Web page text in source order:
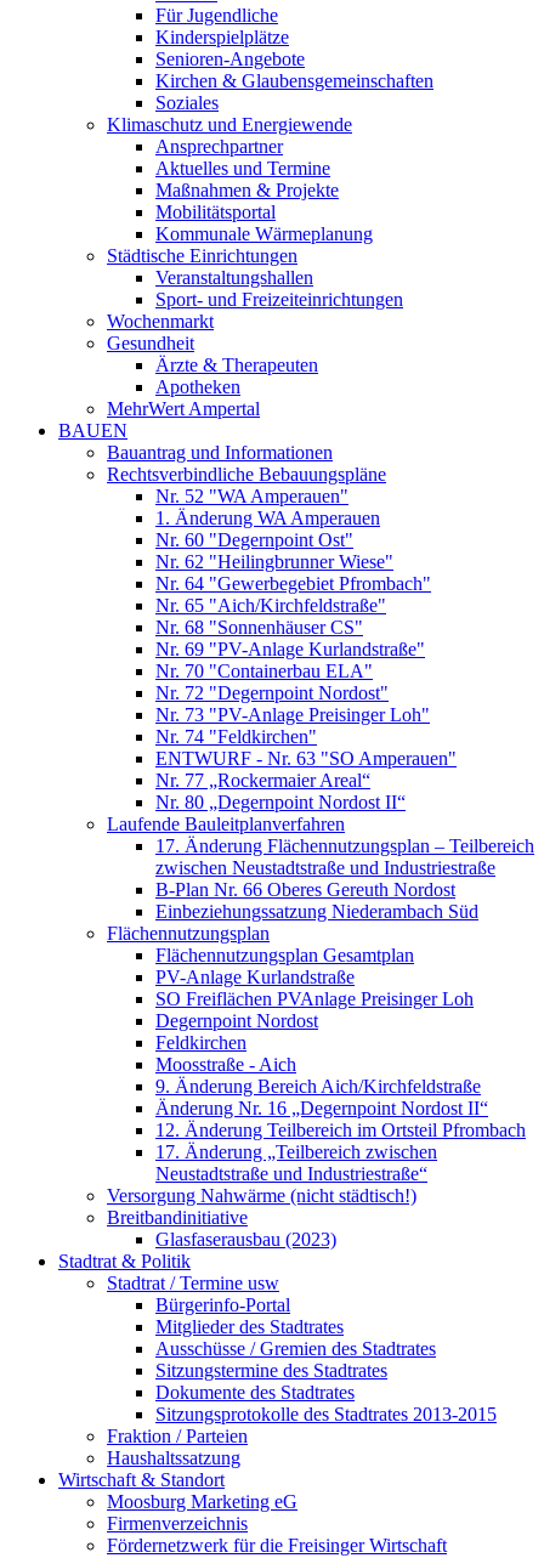
Für Jugendliche
Kinderspielplätze
Senioren-Angebote
Kirchen & Glaubensgemeinschaften
Soziales
Klimaschutz und Energiewende
Ansprechpartner
Aktuelles und Termine
Maßnahmen & Projekte
Mobilitätsportal
Kommunale Wärmeplanung
Städtische Einrichtungen
Veranstaltungshallen
Sport- und Freizeiteinrichtungen
Wochenmarkt
Gesundheit
Ärzte & Therapeuten
Apotheken
MehrWert Ampertal
BAUEN
Bauantrag und Informationen
Rechtsverbindliche Bebauungspläne
Nr. 52 "WA Amperauen"
1. Änderung WA Amperauen
Nr. 60 "Degernpoint Ost"
Nr. 62 "Heilingbrunner Wiese"
Nr. 64 "Gewerbegebiet Pfrombach"
Nr. 65 "Aich/Kirchfeldstraße"
Nr. 68 "Sonnenhäuser CS"
Nr. 69 "PV-Anlage Kurlandstraße"
Nr. 70 "Containerbau ELA"
Nr. 72 "Degernpoint Nordost"
Nr. 73 "PV-Anlage Preisinger Loh"
Nr. 74 "Feldkirchen"
ENTWURF - Nr. 63 "SO Amperauen"
Nr. 77 „Rockermaier Areal“
Nr. 80 „Degernpoint Nordost II“
Laufende Bauleitplanverfahren
17. Änderung Flächennutzungsplan – Teilbereich
zwischen Neustadtstraße und Industriestraße
B-Plan Nr. 66 Oberes Gereuth Nordost
Einbeziehungssatzung Niederambach Süd
Flächennutzungsplan
Flächennutzungsplan Gesamtplan
PV-Anlage Kurlandstraße
SO Freiflächen PV­Anlage Preisinger Loh
Degernpoint Nordost
Feldkirchen
Moosstraße - Aich
9. Änderung Bereich Aich/Kirchfeldstraße
Änderung Nr. 16 „Degernpoint Nordost II“
12. Änderung Teilbereich im Ortsteil Pfrombach
17. Änderung „Teilbereich zwischen
Neustadtstraße und Industriestraße“
Versorgung Nahwärme (nicht städtisch!)
Breitbandinitiative
Glasfaserausbau (2023)
Stadtrat & Politik
Stadtrat / Termine usw
Bürgerinfo-Portal
Mitglieder des Stadtrates
Ausschüsse / Gremien des Stadtrates
Sitzungstermine des Stadtrates
Dokumente des Stadtrates
Sitzungsprotokolle des Stadtrates 2013-2015
Fraktion / Parteien
Haushaltssatzung
Wirtschaft & Standort
Moosburg Marketing eG
Firmenverzeichnis
Fördernetzwerk für die Freisinger Wirtschaft